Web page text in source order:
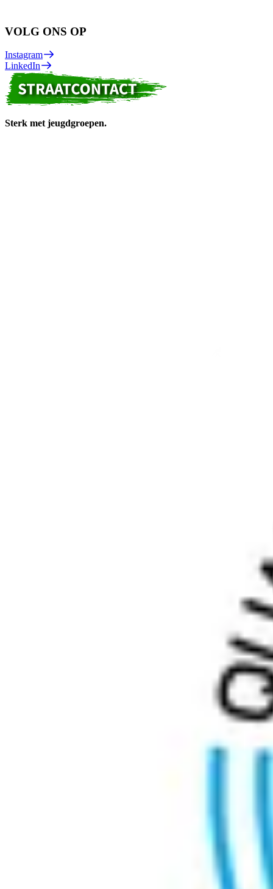
VOLG ONS OP
Instagram
LinkedIn
Sterk met jeugdgroepen.